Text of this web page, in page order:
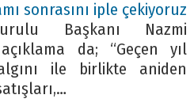
sonrasını iple çekiyoruz
Başkanı Nazmi
da; “Geçen yıl
ile birlikte aniden